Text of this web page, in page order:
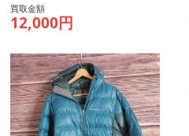
買取金額
12,000円